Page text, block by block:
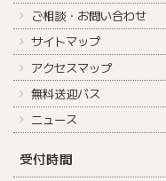
ご相談・お問い合わせ
サイトマップ
アクセスマップ
無料送迎バス
ニュース
受付時間